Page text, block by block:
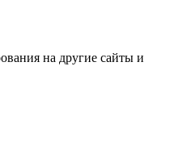
на другие сайты и